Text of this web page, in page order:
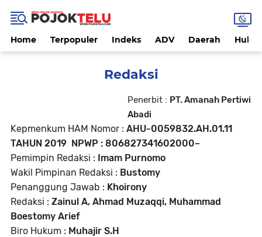
Home Terpopuler Indeks ADV Daerah
Redaksi
Penerbit : PT. Amanah Pertiwi
Abadi
Kepmenkum HAM Nomor : AHU-0059832.AH.01.11
TAHUN 2019 NPWP : 806827341602000–
Pemimpin Redaksi : Imam Purnomo
Wakil Pimpinan Redaksi : Bustomy
Penanggung Jawab : Khoirony
Redaksi : Zainul A, Ahmad Muzaqqi, Muhammad
Boestomy Arief
Biro Hukum : Muhajir S.H